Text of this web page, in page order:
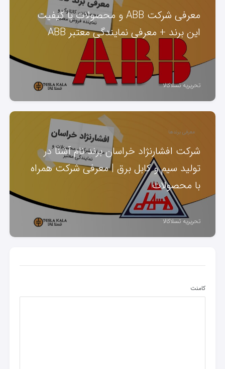
معرفی شرکت ABB و محصولات با کیفیت
این برند + معرفی نمایندگی معتبر ABB
تحریریه تسلاکالا
معرفی برندها
شرکت افشارنژاد خراسان برند نام آشنا در
تولید سیم و کابل برق | معرفی شرکت همراه
با محصولات
تحریریه تسلاکالا
کامنت